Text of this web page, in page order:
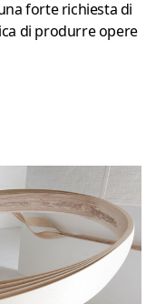
forte richiesta di
di produrre opere